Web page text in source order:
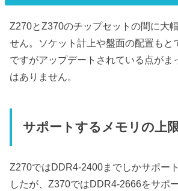
Z270とZ370のチップセットの間に大
せん。ソケット計上や盤面の配置もと
ですがアップデートされている点がま
はありません。
サポートするメモリの上
Z270ではDDR4-2400までしかサポー
したが、Z370ではDDR4-2666をサポ